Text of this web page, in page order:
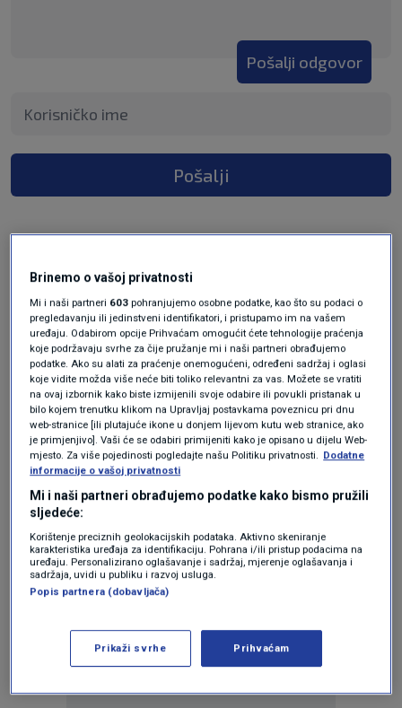
Pošalji odgovor
Pošalji
Oglas
Brinemo o vašoj privatnosti
Mi i naši partneri 603 pohranjujemo osobne podatke, kao što su podaci o
pregledavanju ili jedinstveni identifikatori, i pristupamo im na vašem
uređaju. Odabirom opcije Prihvaćam omogućit ćete tehnologije praćenja
koje podržavaju svrhe za čije pružanje mi i naši partneri obrađujemo
podatke. Ako su alati za praćenje onemogućeni, određeni sadržaj i oglasi
koje vidite možda više neće biti toliko relevantni za vas. Možete se vratiti
na ovaj izbornik kako biste izmijenili svoje odabire ili povukli pristanak u
bilo kojem trenutku klikom na Upravljaj postavkama poveznicu pri dnu
web-stranice [ili plutajuće ikone u donjem lijevom kutu web stranice, ako
je primjenjivo]. Vaši će se odabiri primijeniti kako je opisano u dijelu Web-
mjesto. Za više pojedinosti pogledajte našu Politiku privatnosti.
Dodatne
informacije o vašoj privatnosti
Mi i naši partneri obrađujemo podatke kako bismo pružili
sljedeće:
Korištenje preciznih geolokacijskih podataka. Aktivno skeniranje
karakteristika uređaja za identifikaciju. Pohrana i/ili pristup podacima na
uređaju. Personalizirano oglašavanje i sadržaj, mjerenje oglašavanja i
sadržaja, uvidi u publiku i razvoj usluga.
Popis partnera (dobavljača)
Prikaži svrhe Prihvaćam